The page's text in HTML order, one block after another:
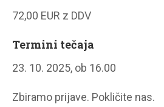
72,00 EUR z DDV
Termini tečaja
23. 10. 2025, ob 16.00
Zbiramo prijave. Pokličite nas.